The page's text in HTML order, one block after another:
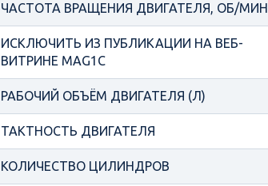
ЧАСТОТА ВРАЩЕНИЯ ДВИГАТЕЛЯ, ОБ/МИН
ИСКЛЮЧИТЬ ИЗ ПУБЛИКАЦИИ НА ВЕБ-
ВИТРИНЕ MAG1C
РАБОЧИЙ ОБЪЁМ ДВИГАТЕЛЯ (Л)
ТАКТНОСТЬ ДВИГАТЕЛЯ
КОЛИЧЕСТВО ЦИЛИНДРОВ